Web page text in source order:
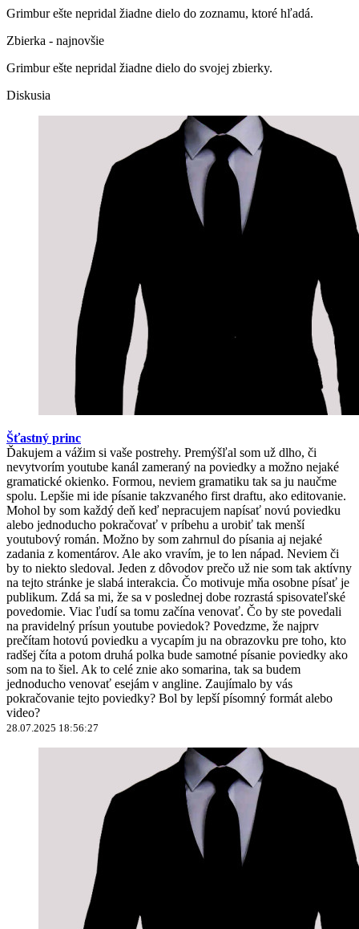
Grimbur ešte nepridal žiadne dielo do zoznamu, ktoré hľadá.
Zbierka - najnovšie
Grimbur ešte nepridal žiadne dielo do svojej zbierky.
Diskusia
Šťastný princ
Ďakujem a vážim si vaše postrehy. Premýšľal som už dlho, či
nevytvorím youtube kanál zameraný na poviedky a možno nejaké
gramatické okienko. Formou, neviem gramatiku tak sa ju naučme
spolu. Lepšie mi ide písanie takzvaného first draftu, ako editovanie.
Mohol by som každý deň keď nepracujem napísať novú poviedku
alebo jednoducho pokračovať v príbehu a urobiť tak menší
youtubový román. Možno by som zahrnul do písania aj nejaké
zadania z komentárov. Ale ako vravím, je to len nápad. Neviem či
by to niekto sledoval. Jeden z dôvodov prečo už nie som tak aktívny
na tejto stránke je slabá interakcia. Čo motivuje mňa osobne písať je
publikum. Zdá sa mi, že sa v poslednej dobe rozrastá spisovateľské
povedomie. Viac ľudí sa tomu začína venovať. Čo by ste povedali
na pravidelný prísun youtube poviedok? Povedzme, že najprv
prečítam hotovú poviedku a vycapím ju na obrazovku pre toho, kto
radšej číta a potom druhá polka bude samotné písanie poviedky ako
som na to šiel. Ak to celé znie ako somarina, tak sa budem
jednoducho venovať esejám v angline. Zaujímalo by vás
pokračovanie tejto poviedky? Bol by lepší písomný formát alebo
video?
28.07.2025 18:56:27